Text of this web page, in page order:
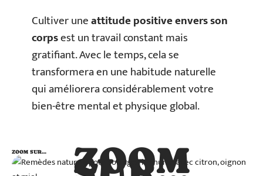
Cultiver uneattitude positive envers son
corpsest un travail constant mais
gratifiant. Avec le temps, cela se
transformera en une habitude naturelle
qui améliorera considérablement votre
bien-être mental et physique global.
ZOOM
ZOOM SUR…